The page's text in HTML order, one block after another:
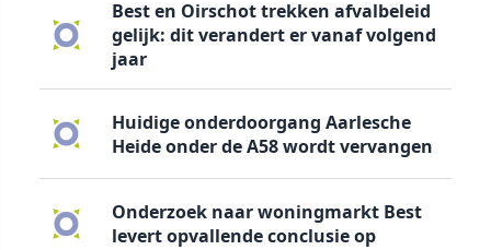
Best en Oirschot trekken afvalbeleid
gelijk: dit verandert er vanaf volgend
jaar
Huidige onderdoorgang Aarlesche
Heide onder de A58 wordt vervangen
Onderzoek naar woningmarkt Best
levert opvallende conclusie op